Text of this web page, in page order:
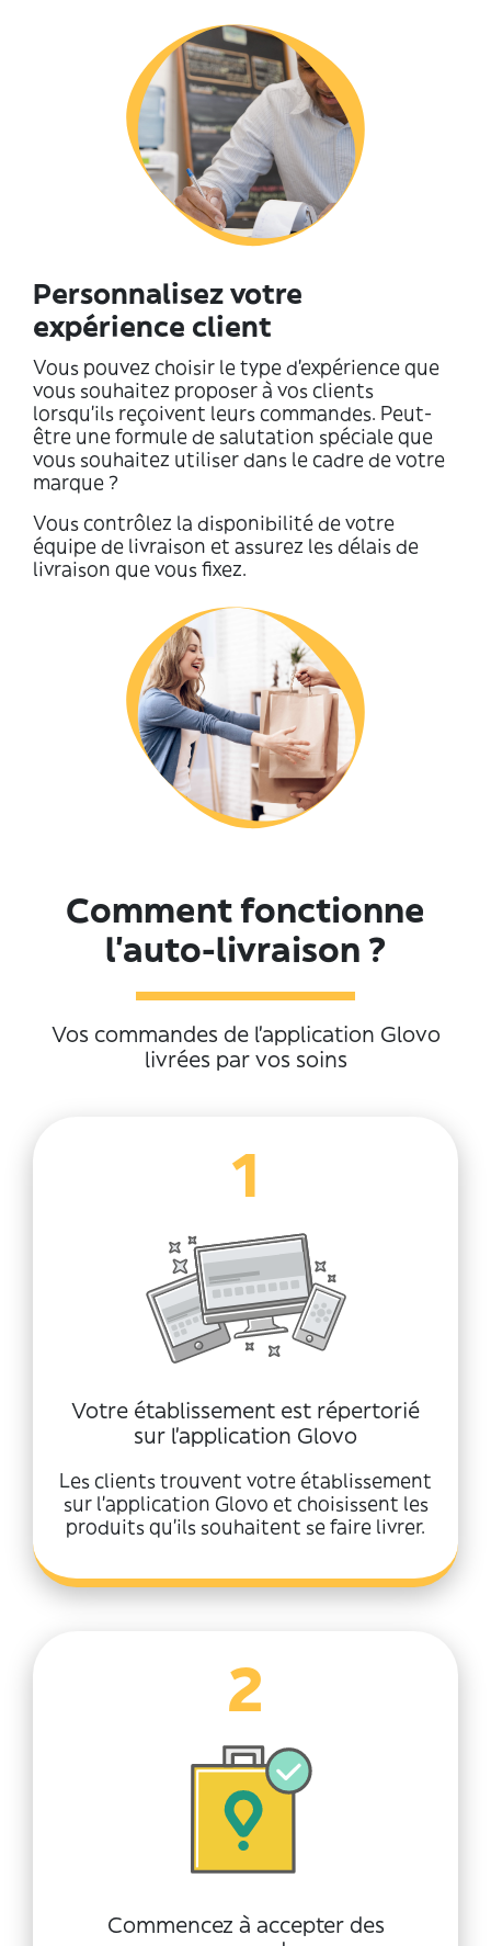
Personnalisez votre
expérience client
Vous pouvez choisir le type d'expérience que
vous souhaitez proposer à vos clients
lorsqu'ils reçoivent leurs commandes. Peut-
être une formule de salutation spéciale que
vous souhaitez utiliser dans le cadre de votre
marque ?
Vous contrôlez la disponibilité de votre
équipe de livraison et assurez les délais de
livraison que vous fixez.
Comment fonctionne
l’auto-livraison ?
Vos commandes de l’application Glovo
livrées par vos soins
1
Votre établissement est répertorié
sur l’application Glovo
Les clients trouvent votre établissement
sur l'application Glovo et choisissent les
produits qu'ils souhaitent se faire livrer.
2
Commencez à accepter des